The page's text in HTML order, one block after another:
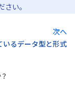
さい。
次へ
いるデータ型と形式